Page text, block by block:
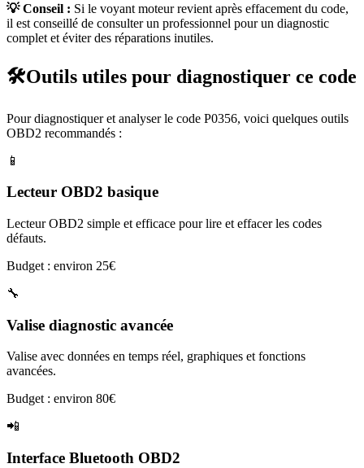
💡 Conseil : Si le voyant moteur revient après effacement du code,
il est conseillé de consulter un professionnel pour un diagnostic
complet et éviter des réparations inutiles.
🛠️Outils utiles pour diagnostiquer ce code
Pour diagnostiquer et analyser le code P0356, voici quelques outils
OBD2 recommandés :
📱
Lecteur OBD2 basique
Lecteur OBD2 simple et efficace pour lire et effacer les codes
défauts.
Budget : environ 25€
🔧
Valise diagnostic avancée
Valise avec données en temps réel, graphiques et fonctions
avancées.
Budget : environ 80€
📲
Interface Bluetooth OBD2